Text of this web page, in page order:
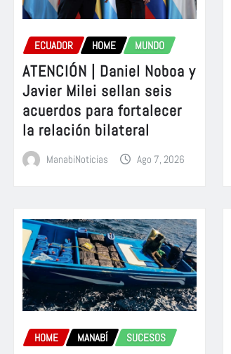
ECUADOR HOME MUNDO
ATENCIÓN | Daniel Noboa y
Javier Milei sellan seis
acuerdos para fortalecer
la relación bilateral
ManabiNoticias Ago 7, 2026
HOME MANABÍ SUCESOS